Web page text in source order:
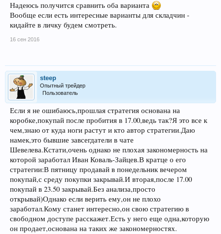
Надеюсь получится сравнить оба варианта
Вообще если есть интересные варианты для складчин -
кидайте в личку будем смотреть.
16 сен 2016
steep
Опытный трейдер
Пользователь
Если я не ошибаюсь,прошлая стратегия основана на
коробке,покупай после пробития в 17.00,ведь так?Я это все к
чем,знаю от куда ноги растут и кто автор стратегии.Даю
намек,это бывшие завсегдатели в чате
Шевелева.Кстати,очень однако не плохая закономерность на
которой заработал Иван Коваль-Зайцев.В кратце о его
стратегии:В пятницу продавай в понедельник вечером
покупай,с среду покупки закрывай.И вторая,после 17.00
покупай в 23.50 закрывай.Без анализа,просто
открывай)Однако если верить ему,он не плохо
заработал.Кому станет интересно,он свою стратегию в
свободном доступе расскажет.Есть у него еще одна,которую
он продает,основана на таких же закономерностях.